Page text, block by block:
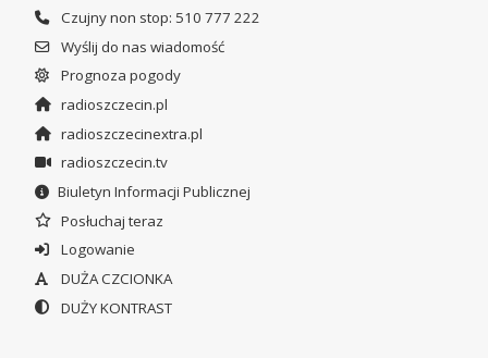
Czujny non stop: 510 777 222
Wyślij do nas wiadomość
Prognoza pogody
radioszczecin.pl
radioszczecinextra.pl
radioszczecin.tv
Biuletyn Informacji Publicznej
Posłuchaj teraz
Logowanie
DUŻA CZCIONKA
DUŻY KONTRAST